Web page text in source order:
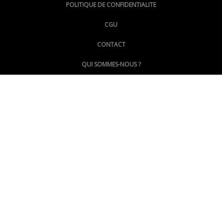
@LePoingMontpellier
POLITIQUE DE CONFIDENTIALITE
CGU
CONTACT
QUI SOMMES-NOUS ?